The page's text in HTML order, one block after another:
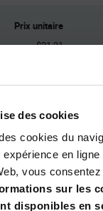
des cookies
cookies du
en
vous
sur les
disponibles en
Prix unitaire
$21.31
$20.89